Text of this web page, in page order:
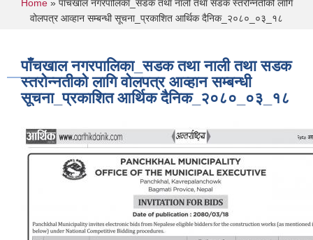
You are here
Home» पाँचखाल नगरपालिका_सडक तथा नाली तथा सडक स्तरोन्नतीको लागि
वोलपत्र आव्हान सम्बन्धी सूचना_प्रकाशित आर्थिक दैनिक_२०८०_०३_१८
पाँचखाल नगरपालिका_सडक तथा नाली तथा सडक
स्तरोन्नतीको लागि वोलपत्र आव्हान सम्बन्धी
सूचना_प्रकाशित आर्थिक दैनिक_२०८०_०३_१८